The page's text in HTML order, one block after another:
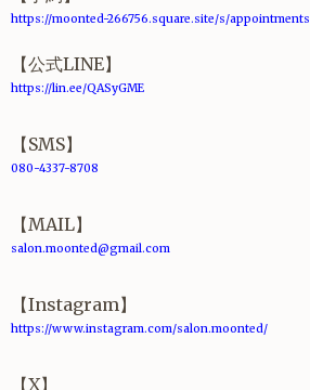
https://moonted-266756.square.site/s/appointments
【公式LINE】
https://lin.ee/QASyGME
【SMS】
080-4337-8708
【MAIL】
salon.moonted@gmail.com
【Instagram】
https://www.instagram.com/salon.moonted/
【X】